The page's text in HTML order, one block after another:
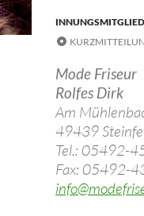
Mode Friseur
Rolfes Dirk
Am
49439
Tel.: 05492-
Fax: 05492-